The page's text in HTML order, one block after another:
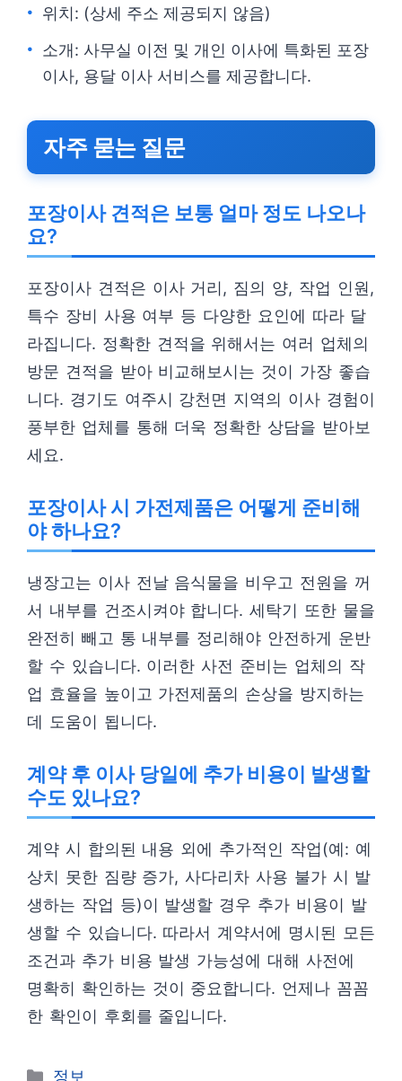
위치: (상세 주소 제공되지 않음)
소개: 사무실 이전 및 개인 이사에 특화된 포장
이사, 용달 이사 서비스를 제공합니다.
자주 묻는 질문
포장이사 견적은 보통 얼마 정도 나오나
요?
포장이사 견적은 이사 거리, 짐의 양, 작업 인원,
특수 장비 사용 여부 등 다양한 요인에 따라 달
라집니다. 정확한 견적을 위해서는 여러 업체의
방문 견적을 받아 비교해보시는 것이 가장 좋습
니다. 경기도 여주시 강천면 지역의 이사 경험이
풍부한 업체를 통해 더욱 정확한 상담을 받아보
세요.
포장이사 시 가전제품은 어떻게 준비해
야 하나요?
냉장고는 이사 전날 음식물을 비우고 전원을 꺼
서 내부를 건조시켜야 합니다. 세탁기 또한 물을
완전히 빼고 통 내부를 정리해야 안전하게 운반
할 수 있습니다. 이러한 사전 준비는 업체의 작
업 효율을 높이고 가전제품의 손상을 방지하는
데 도움이 됩니다.
계약 후 이사 당일에 추가 비용이 발생할
수도 있나요?
계약 시 합의된 내용 외에 추가적인 작업(예: 예
상치 못한 짐량 증가, 사다리차 사용 불가 시 발
생하는 작업 등)이 발생할 경우 추가 비용이 발
생할 수 있습니다. 따라서 계약서에 명시된 모든
조건과 추가 비용 발생 가능성에 대해 사전에
명확히 확인하는 것이 중요합니다. 언제나 꼼꼼
한 확인이 후회를 줄입니다.
카
정보